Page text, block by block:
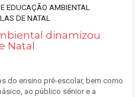
dinamizou
Natal
do ensino pré-escolar, bem como
ao público sénior e a